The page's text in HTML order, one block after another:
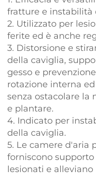
fratture e instabilità
2. Utilizzato per
ferite ed è anche
3. Distorsione e
della caviglia,
gesso e
rotazione interna
senza ostacolare la
e plantare.
4. Indicato per
della caviglia.
5. Le camere d'aria
forniscono
lesionati e alleviano